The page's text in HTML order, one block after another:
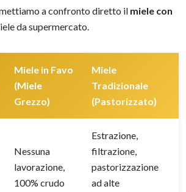
a confronto diretto il miele con
da supermercato.
Miele in Favo
(Miele
Grezzo)
Miele
Tradizionale
(Pastorizzato)
Nessuna
lavorazione,
100% crudo
Estrazione,
filtrazione,
pastorizzazione
ad alte